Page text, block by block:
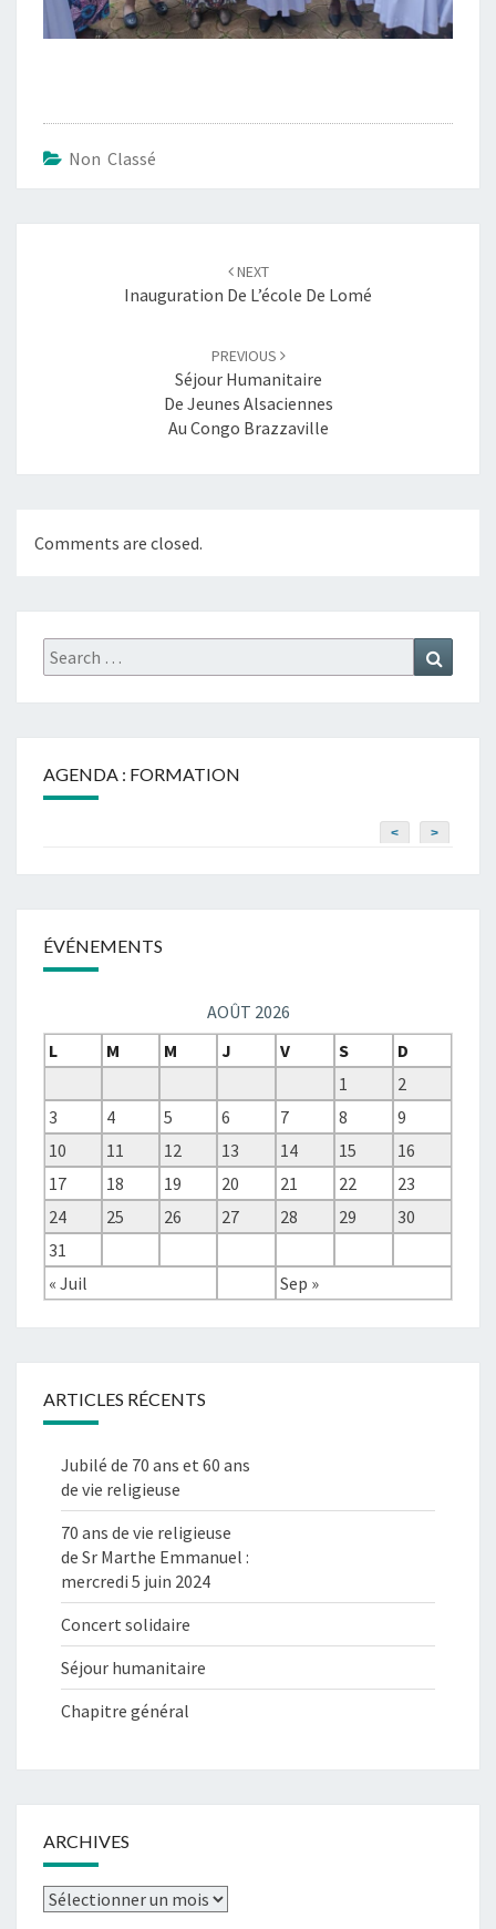
Non Classé
NEXT
Inauguration De L’école De Lomé
PREVIOUS
Séjour Humanitaire
De Jeunes Alsaciennes
Au Congo Brazzaville
Comments are closed.
Search
for:
AGENDA : FORMATION
< >
ÉVÉNEMENTS
AOÛT 2026
L
M M J V S
D
1
2
3
4 5 6 7 8
9
10
11 12 13 14 15
16
17
18 19 20 21 22
23
24
25 26 27 28 29
30
31
« Juil
Sep »
ARTICLES RÉCENTS
Jubilé de 70 ans et 60 ans
de vie religieuse
70 ans de vie religieuse
de Sr Marthe Emmanuel :
mercredi 5 juin 2024
Concert solidaire
Séjour humanitaire
Chapitre général
ARCHIVES
Archives